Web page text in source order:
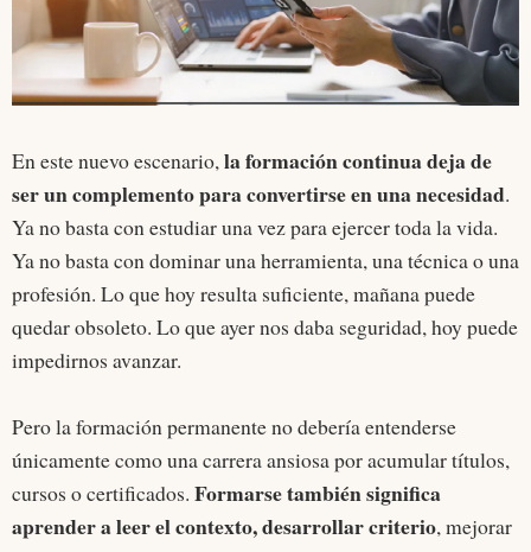
En este nuevo escenario,la formación continua deja de
ser un complemento para convertirse en una necesidad.
Ya no basta con estudiar una vez para ejercer toda la vida.
Ya no basta con dominar una herramienta, una técnica o una
profesión. Lo que hoy resulta suficiente, mañana puede
quedar obsoleto. Lo que ayer nos daba seguridad, hoy puede
impedirnos avanzar.
Pero la formación permanente no debería entenderse
únicamente como una carrera ansiosa por acumular títulos,
cursos o certificados. Formarse también significa
aprender a leer el contexto, desarrollar criterio, mejorar